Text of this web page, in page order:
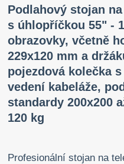
Podlahový stojan
s úhlopříčkou 55" -
obrazovky, včetně
229x120 mm a
pojezdová kolečka
vedení kabeláže,
standardy 200x200
120 kg
Profesionální stojan na